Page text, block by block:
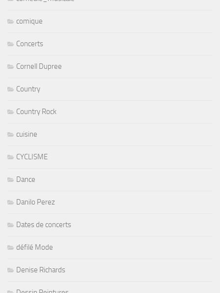
comique
Concerts
Cornell Dupree
Country
Country Rock
cuisine
CYCLISME
Dance
Danilo Perez
Dates de concerts
défilé Mode
Denise Richards